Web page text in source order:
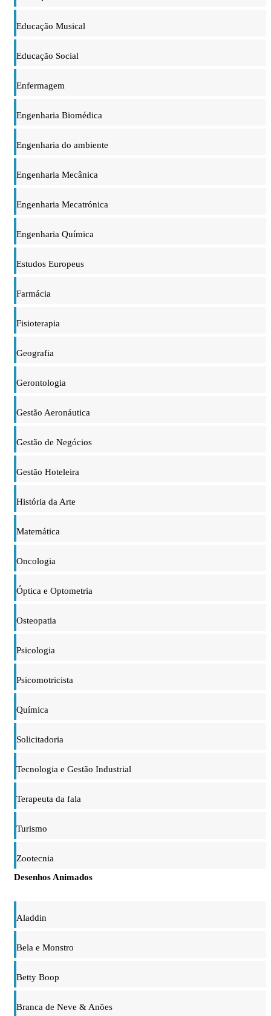
Educação Musical
Educação Social
Enfermagem
Engenharia Biomédica
Engenharia do ambiente
Engenharia Mecânica
Engenharia Mecatrónica
Engenharia Química
Estudos Europeus
Farmácia
Fisioterapia
Geografia
Gerontologia
Gestão Aeronáutica
Gestão de Negócios
Gestão Hoteleira
História da Arte
Matemática
Oncologia
Óptica e Optometria
Osteopatia
Psicologia
Psicomotricista
Química
Solicitadoria
Tecnologia e Gestão Industrial
Terapeuta da fala
Turismo
Zootecnia
Desenhos Animados
Aladdin
Bela e Monstro
Betty Boop
Branca de Neve & Anões